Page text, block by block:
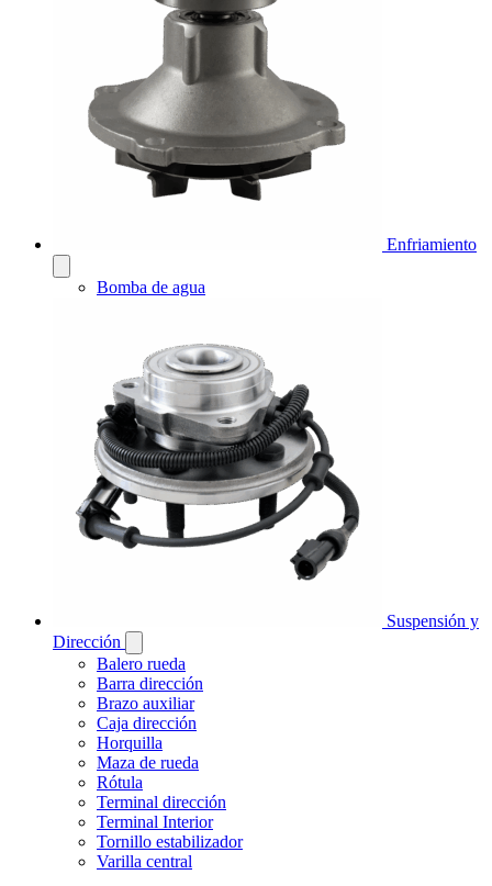
Enfriamiento
Bomba de agua
Suspensión y
Dirección
Balero rueda
Barra dirección
Brazo auxiliar
Caja dirección
Horquilla
Maza de rueda
Rótula
Terminal dirección
Terminal Interior
Tornillo estabilizador
Varilla central